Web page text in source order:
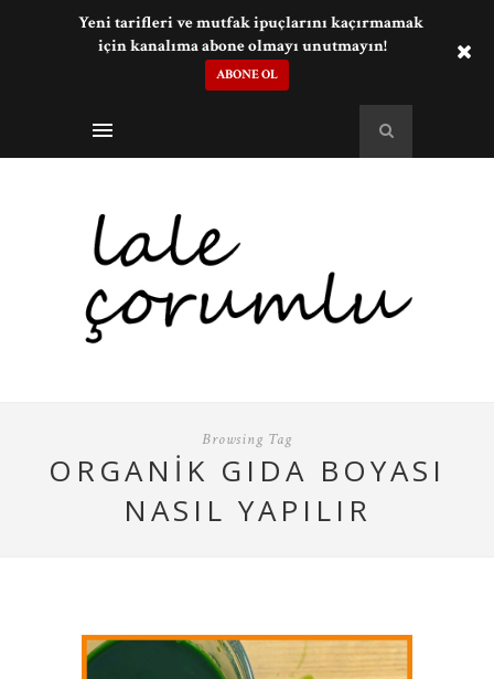
Browsing Tag
ORGANIK GIDA BOYASI
NASIL YAPILIR
Yeni tarifleri ve mutfak ipuçlarını kaçırmamak
için kanalıma abone olmayı unutmayın!
ABONE OL